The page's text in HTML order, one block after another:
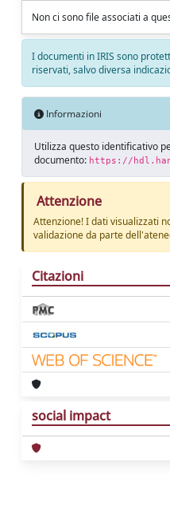
Non ci sono file associati a
I documenti in IRIS sono
riservati, salvo diversa
Informazioni
Utilizza questo identificativo
documento: https://
Attenzione
Attenzione! I dati visualizzati
validazione da parte
Citazioni
social impact